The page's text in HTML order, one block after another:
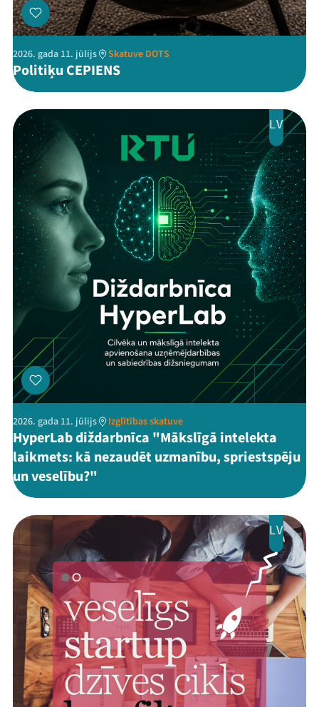
2026. gada 11. jūlijs Skatuve DOTS
Politiķu CEPIENS
LV
2026. gada 11. jūlijs Izglītības skatuve
HyperLab diždarbnīca "Mākslīgā intelekta
laikmets: kā nezaudēt uzmanību, spriestspēju
un veselību?"
LV